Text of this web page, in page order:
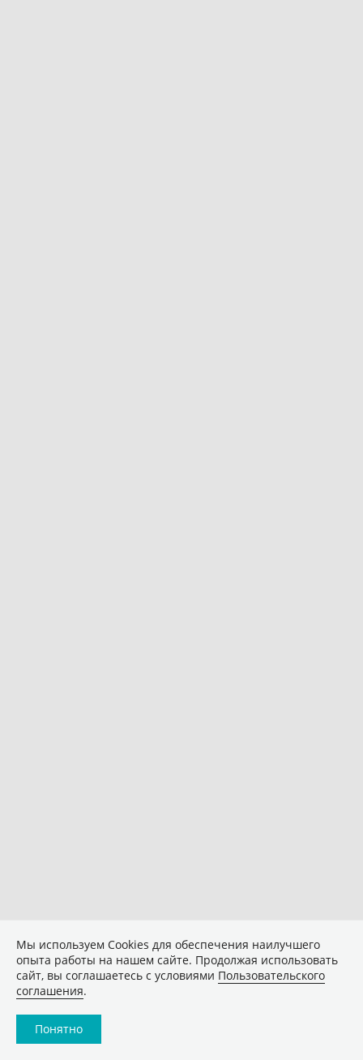
Мы используем Сookies для обеспечения наилучшего
опыта работы на нашем сайте. Продолжая использовать
сайт, вы соглашаетесь с условиями Пользовательского
соглашения.
Понятно